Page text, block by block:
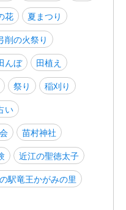
花
夏まつり
削の火祭り
んぼ
田植え
祭り
稲刈り
い
苗村神社
近江の聖徳太子
駅竜王かがみの里